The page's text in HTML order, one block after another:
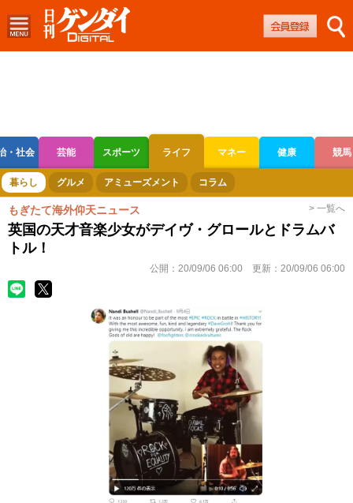
・社会 芸能 スポーツ ライフ マネー 健康 競馬
ボートレース 競輪 オートレース
暮らし グルメ アミューズメント コラム
もぎたて海外仰天ニュース > 一覧へ
英国の天才音楽少女がデイヴ・グロールとドラムバ
トル！
公開： 20/09/06 06:00 更新： 20/09/06 06:00